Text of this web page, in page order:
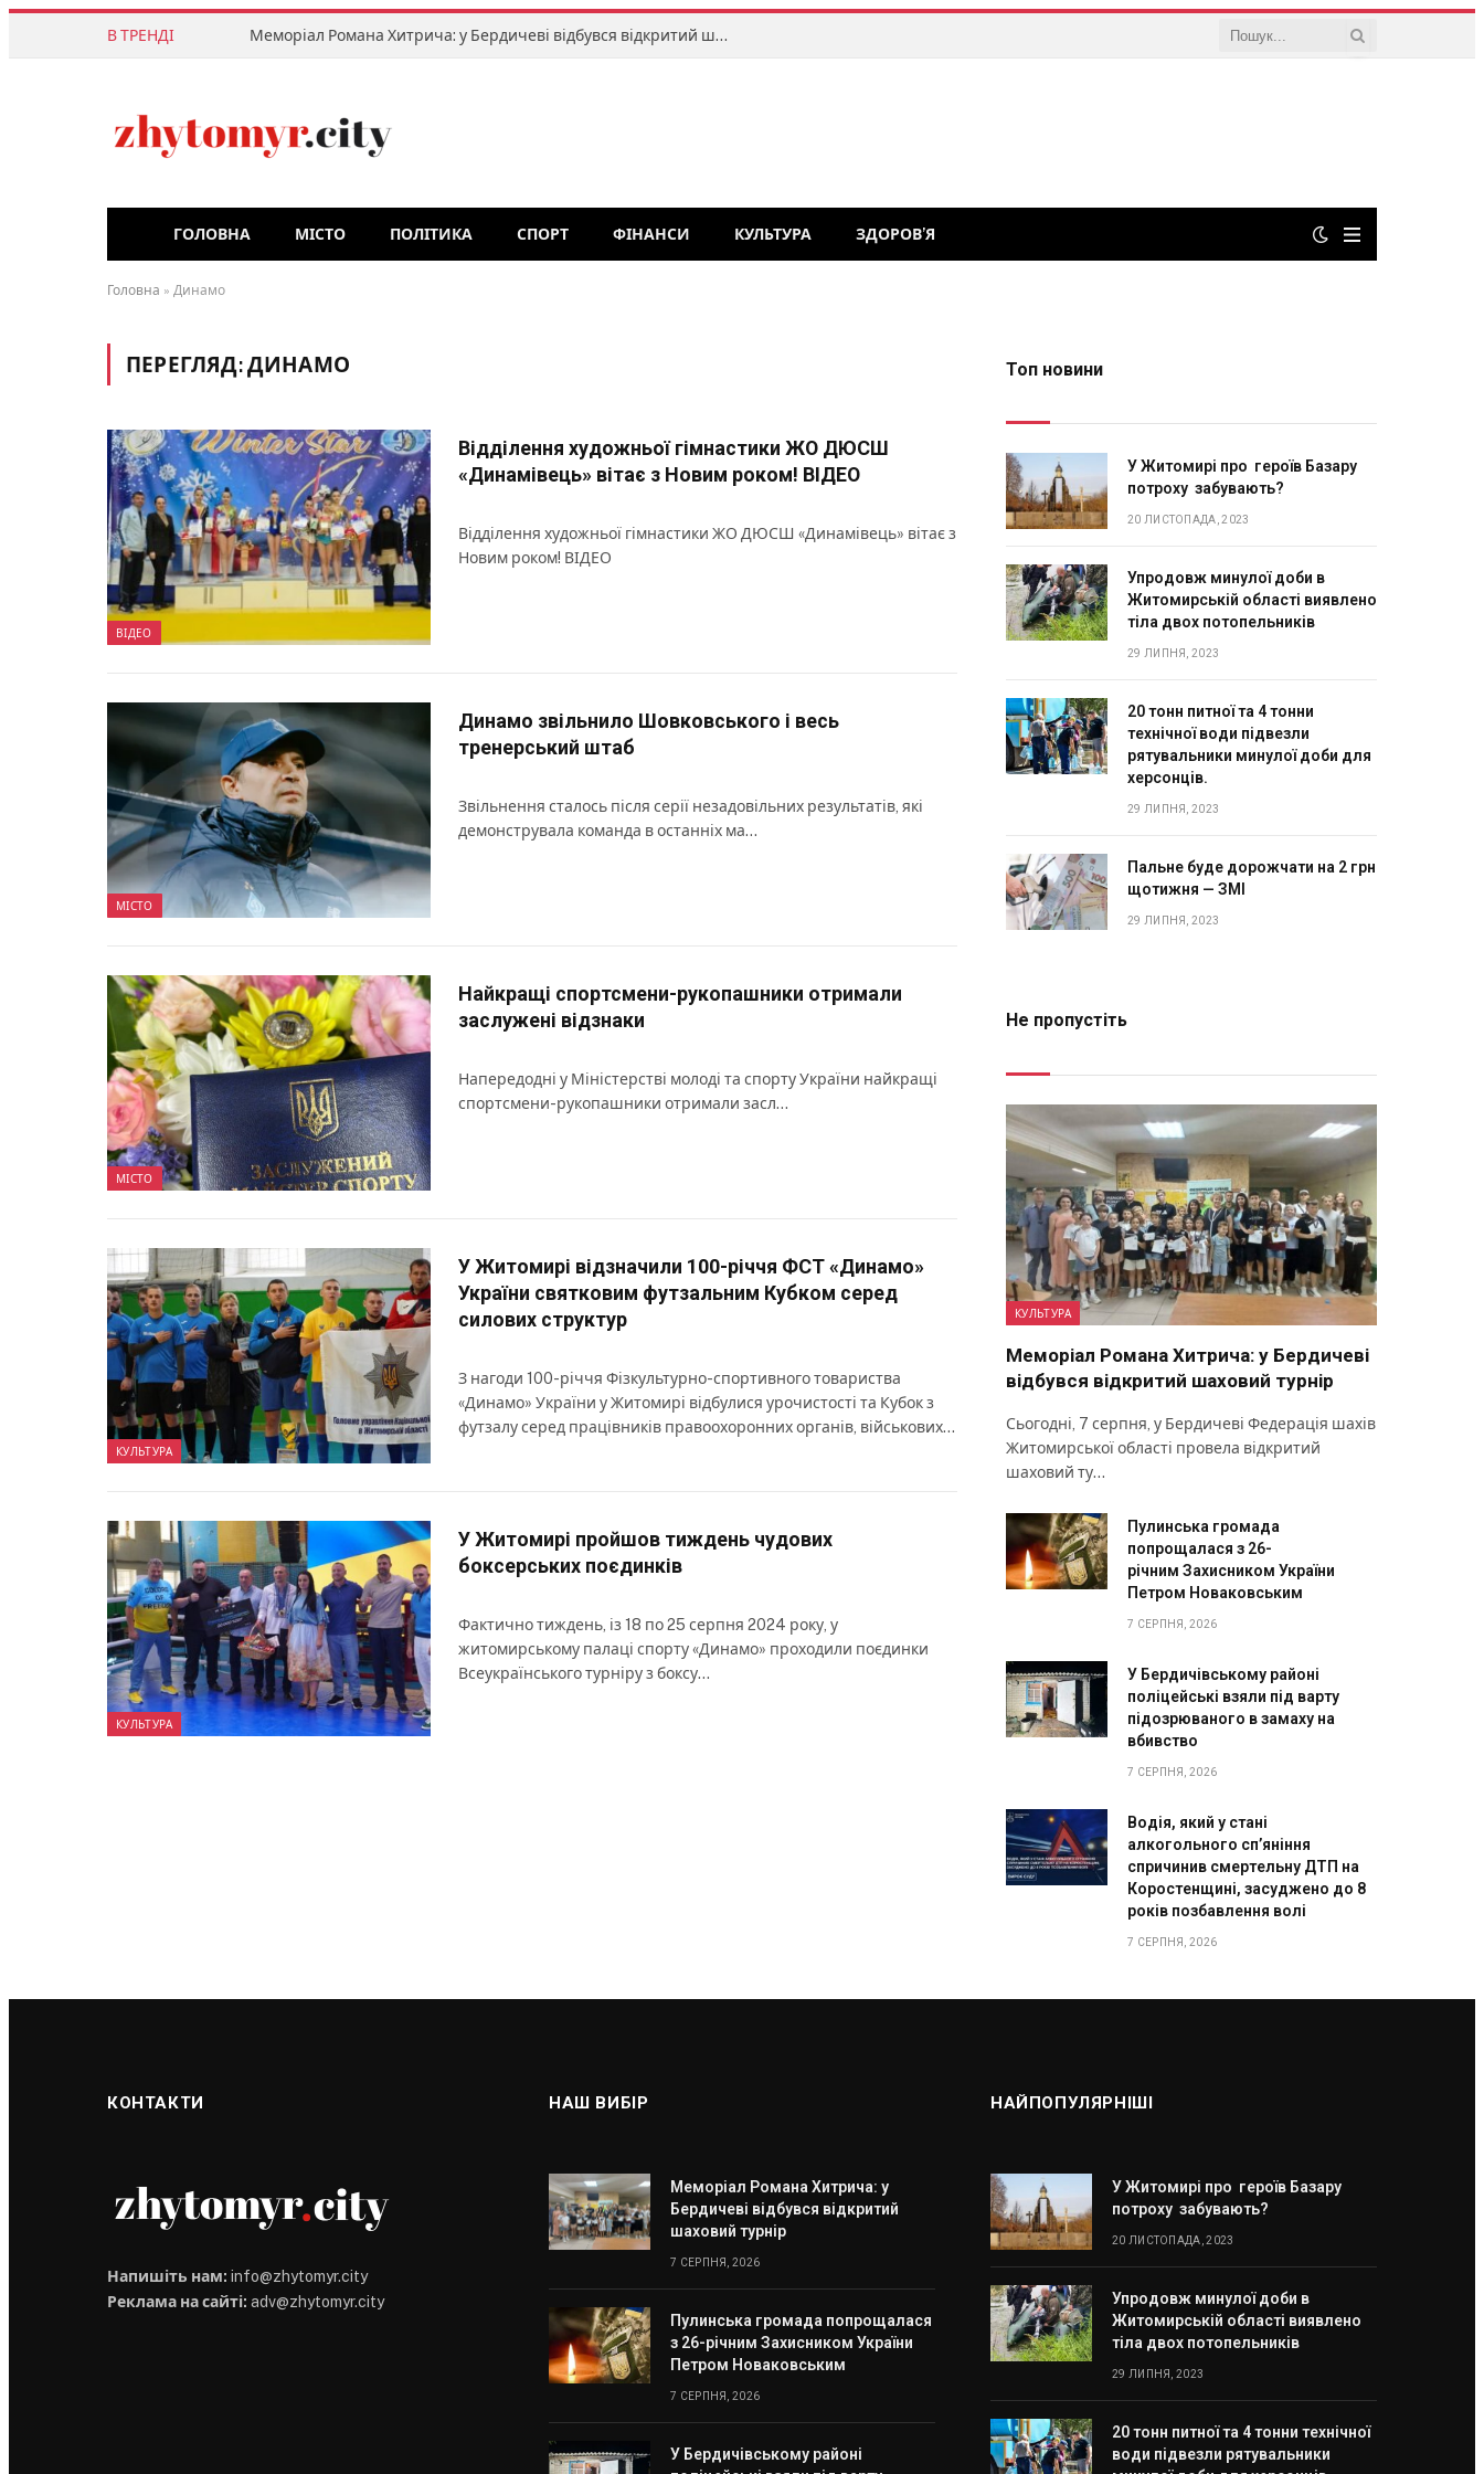
В ТРЕНДІ Меморіал Романа Хитрича: у Бердичеві відбувся відкритий шаховий турнір
ГОЛОВНА МІСТО ПОЛІТИКА СПОРТ ФІНАНСИ КУЛЬТУРА ЗДОРОВ’Я
Головна » Динамо
ПЕРЕГЛЯД:ДИНАМО
ВІДЕО
Відділення художньої гімнастики ЖО ДЮСШ
«Динамівець» вітає з Новим роком! ВІДЕО
Відділення художньої гімнастики ЖО ДЮСШ «Динамівець» вітає з
Новим роком! ВІДЕО
МІСТО
Динамо звільнило Шовковського і весь
тренерський штаб
Звільнення сталось після серії незадовільних результатів, які
демонструвала команда в останніх ма…
МІСТО
Найкращі спортсмени-рукопашники отримали
заслужені відзнаки
Напередодні у Міністерстві молоді та спорту України найкращі
спортсмени-рукопашники отримали засл…
КУЛЬТУРА
У Житомирі відзначили 100-річчя ФСТ «Динамо»
України святковим футзальним Кубком серед
силових структур
З нагоди 100-річчя Фізкультурно-спортивного товариства
«Динамо» України у Житомирі відбулися урочистості та Кубок з
футзалу серед працівників правоохоронних органів, військових…
КУЛЬТУРА
У Житомирі пройшов тиждень чудових
боксерських поєдинків
Фактично тиждень, із 18 по 25 серпня 2024 року, у
житомирському палаці спорту «Динамо» проходили поєдинки
Всеукраїнського турніру з боксу…
Топ новини
У Житомирі про героїв Базару
потроху забувають?
20 ЛИСТОПАДА, 2023
Упродовж минулої доби в
Житомирській області виявлено
тіла двох потопельників
29 ЛИПНЯ, 2023
20 тонн питної та 4 тонни
технічної води підвезли
рятувальники минулої доби для
херсонців.
29 ЛИПНЯ, 2023
Пальне буде дорожчати на 2 грн
щотижня — ЗМІ
29 ЛИПНЯ, 2023
Не пропустіть
КУЛЬТУРА
Меморіал Романа Хитрича: у Бердичеві
відбувся відкритий шаховий турнір
Сьогодні, 7 серпня, у Бердичеві Федерація шахів
Житомирської області провела відкритий
шаховий ту…
Пулинська громада
попрощалася з 26-
річним Захисником України
Петром Новаковським
7 СЕРПНЯ, 2026
У Бердичівському районі
поліцейські взяли під варту
підозрюваного в замаху на
вбивство
7 СЕРПНЯ, 2026
Водія, який у стані
алкогольного сп’яніння
спричинив смертельну ДТП на
Коростенщині, засуджено до 8
років позбавлення волі
7 СЕРПНЯ, 2026
КОНТАКТИ
Напишіть нам: info@zhytomyr.city
Реклама на сайті: adv@zhytomyr.city
НАШ ВИБІР
Меморіал Романа Хитрича: у
Бердичеві відбувся відкритий
шаховий турнір
7 СЕРПНЯ, 2026
Пулинська громада попрощалася
з 26-річним Захисником України
Петром Новаковським
7 СЕРПНЯ, 2026
У Бердичівському районі
НАЙПОПУЛЯРНІШІ
У Житомирі про героїв Базару
потроху забувають?
20 ЛИСТОПАДА, 2023
Упродовж минулої доби в
Житомирській області виявлено
тіла двох потопельників
29 ЛИПНЯ, 2023
20 тонн питної та 4 тонни технічної
води підвезли рятувальники